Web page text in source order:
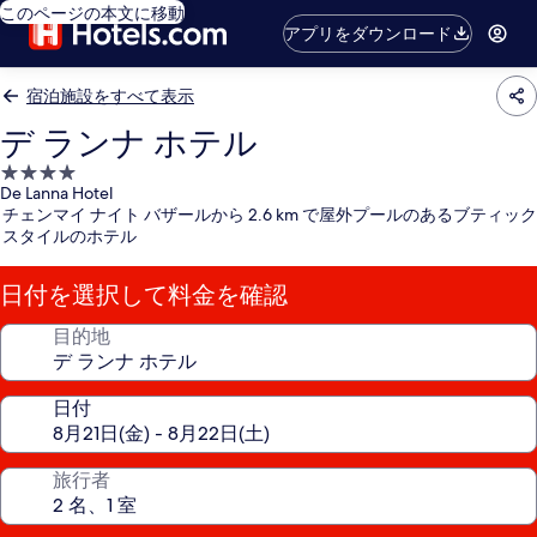
このページの本文に移動
アプリをダウンロード
宿泊施設をすべて表示
デ ランナ ホテル
4.0
つ
星
泊
施
設
De Lanna Hotel
チェンマイ ナイト バザールから 2.6 km で屋外プールのあるブティック
スタイルのホテル
日付を選択して料金を確認
目的地
日付
旅行者